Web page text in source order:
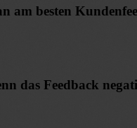
am besten
das Feedback